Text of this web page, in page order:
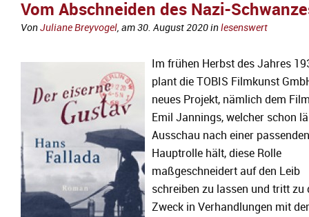
Vom Abschneiden des Nazi-
VonJuliane Breyvogel, am30. August 2020inlesenswert
Im frühen Herbst des Jahres
plant die TOBIS Filmkunst
neues Projekt, nämlich dem
Emil Jannings, welcher schon
Ausschau nach einer passenden
Hauptrolle hält, diese Rolle
maßgeschneidert auf den Leib
schreiben zu lassen und tritt zu
Zweck in Verhandlungen mit